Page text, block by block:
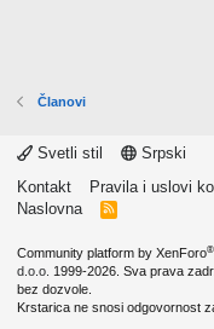
Članovi
Svetli stil
Srpski
Kontakt
Pravila i uslovi
Naslovna
R
Community platform by XenForo®
d.o.o. 1999-2026. Sva prava
bez dozvole.
Krstarica ne snosi odgovornost